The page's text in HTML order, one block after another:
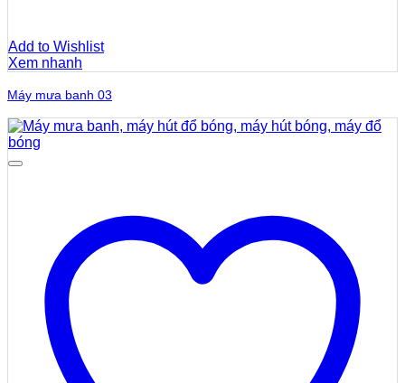
Add to Wishlist
Xem nhanh
Máy mưa banh 03